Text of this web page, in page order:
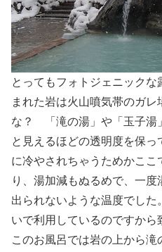
とってもフォトジェニック
まれた岩は火山噴気帯のガ
な？ 「滝の湯」や「玉子湯
と見えるほどの透明度を保
に冷やされちゃうためかこ
り、湯加減もぬるめで、一
出られないような温度でし
いで利用しているのですから
このお風呂では岩の上から